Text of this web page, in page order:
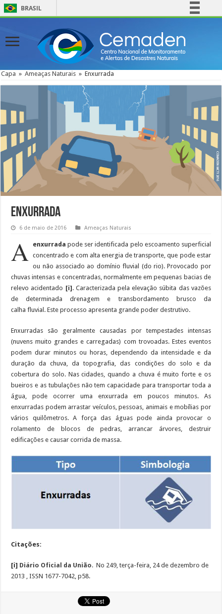
BRASIL
Comunica BR
Participe
Acesso à informação
Legislação
Canais
Capa » Ameaças Naturais » Enxurrada
Enxurrada
6 de maio de 2016 Ameaças Naturais
A enxurrada pode ser identificada pelo escoamento superficial
concentrado e com alta energia de transporte, que pode estar
ou não associado ao domínio fluvial (do rio). Provocado por
chuvas intensas e concentradas, normalmente em pequenas bacias de
relevo acidentado [i]. Caracterizada pela elevação súbita das vazões
de determinada drenagem e transbordamento brusco da
calha fluvial. Este processo apresenta grande poder destrutivo.
Enxurradas são geralmente causadas por tempestades intensas
(nuvens muito grandes e carregadas) com trovoadas. Estes eventos
podem durar minutos ou horas, dependendo da intensidade e da
duração da chuva, da topografia, das condições do solo e da
cobertura do solo. Nas cidades, quando a chuva é muito forte e os
bueiros e as tubulações não tem capacidade para transportar toda a
água, pode ocorrer uma enxurrada em poucos minutos. As
enxurradas podem arrastar veículos, pessoas, animais e mobílias por
vários quilômetros. A força das águas pode ainda provocar o
rolamento de blocos de pedras, arrancar árvores, destruir
edificações e causar corrida de massa.
Citações:
[i] Diário Oficial da União. No 249, terça-feira, 24 de dezembro de
2013 , ISSN 1677-7042, p58.